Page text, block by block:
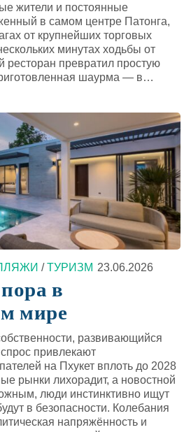
жители и постоянные
в самом центре Патонга,
от крупнейших торговых
минутах ходьбы от
ресторан превратил простую
шаурма — в…
/ТУРИЗМ 23.06.2026
в
мире
развивающийся
привлекают
на Пхукет вплоть до 2028
рынки лихорадит, а новостной
люди инстинктивно ищут
в безопасности. Колебания
напряжённость и